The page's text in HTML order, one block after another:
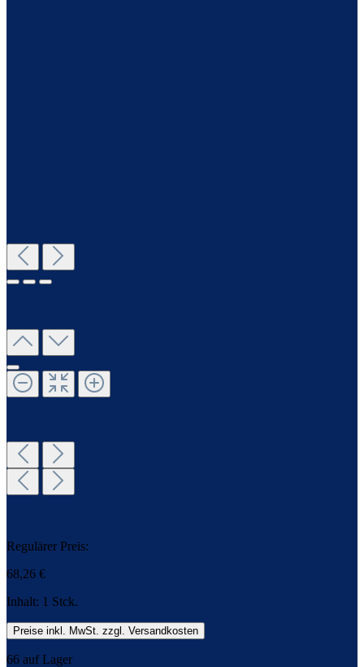
Regulärer Preis:
68,26 €
Inhalt: 1 Stck.
Preise inkl. MwSt. zzgl. Versandkosten
66 auf Lager